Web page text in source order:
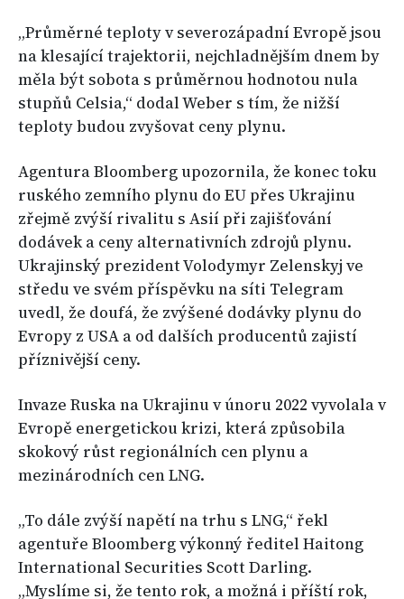
„Průměrné teploty v severozápadní Evropě jsou
na klesající trajektorii, nejchladnějším dnem by
měla být sobota s průměrnou hodnotou nula
stupňů Celsia,“ dodal Weber s tím, že nižší
teploty budou zvyšovat ceny plynu.
Agentura Bloomberg upozornila, že konec toku
ruského zemního plynu do EU přes Ukrajinu
zřejmě zvýší rivalitu s Asií při zajišťování
dodávek a ceny alternativních zdrojů plynu.
Ukrajinský prezident Volodymyr Zelenskyj ve
středu ve svém příspěvku na síti Telegram
uvedl, že doufá, že zvýšené dodávky plynu do
Evropy z USA a od dalších producentů zajistí
příznivější ceny.
Invaze Ruska na Ukrajinu v únoru 2022 vyvolala v
Evropě energetickou krizi, která způsobila
skokový růst regionálních cen plynu a
mezinárodních cen LNG.
„To dále zvýší napětí na trhu s LNG,“ řekl
agentuře Bloomberg výkonný ředitel Haitong
International Securities Scott Darling.
„Myslíme si, že tento rok, a možná i příští rok,